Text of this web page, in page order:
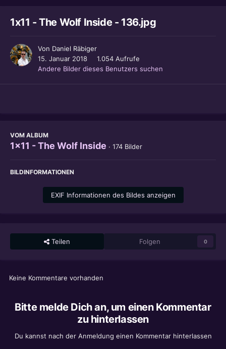
1x11 - The Wolf Inside - 136.jpg
Von Daniel Räbiger
15. Januar 2018
1.054 Aufrufe
Andere Bilder dieses Benutzers suchen
VOM ALBUM
1x11 - The Wolf Inside · 174 Bilder
BILDINFORMATIONEN
EXIF Informationen des Bildes anzeigen
Teilen Folgen 0
Keine Kommentare vorhanden
Bitte melde Dich an, um einen Kommentar
zu hinterlassen
Du kannst nach der Anmeldung einen Kommentar hinterlassen